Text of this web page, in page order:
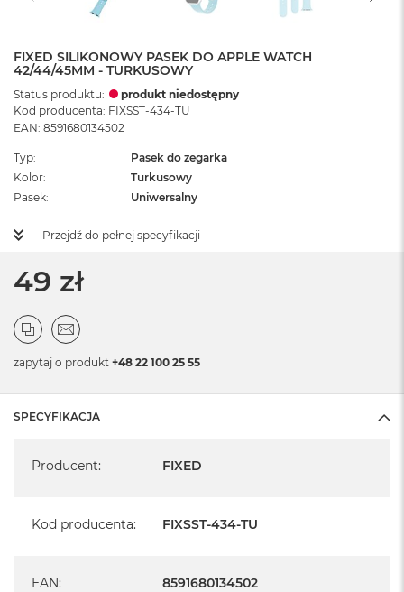
FIXED SILIKONOWY PASEK DO APPLE WATCH
42/44/45MM - TURKUSOWY
Status produktu:
produkt niedostępny
Kod producenta: FIXSST-434-TU
EAN: 8591680134502
Typ
Pasek do zegarka
Kolor
Turkusowy
Pasek
Uniwersalny
Przejdź do pełnej specyfikacji
49 zł
zapytaj o produkt +48 22 100 25 55
SPECYFIKACJA
Producent: FIXED
Kod producenta: FIXSST-434-TU
EAN: 8591680134502